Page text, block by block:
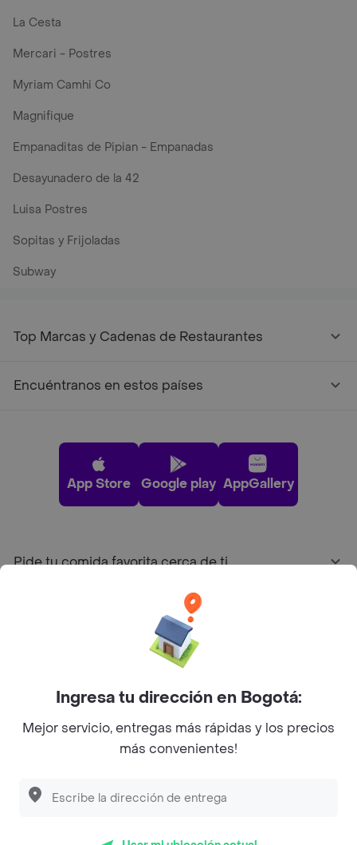
La Cesta
Mercari - Postres
Myriam Camhi Co
Magnifique
Empanaditas de Pipian - Empanadas
Desayunadero de la 42
Luisa Postres
Sopitas y Frijoladas
Subway
Top Marcas y Cadenas de Restaurantes
Encuéntranos en estos países
App Store Google play AppGallery
Pide tu comida favorita cerca de ti
Sobre Rappi
Facebook
Twitter
Instagram
©2026Rappi Inc. All rights reserved.
Ingresa tu dirección en Bogotá:
Mejor servicio, entregas más rápidas y los precios
más convenientes!